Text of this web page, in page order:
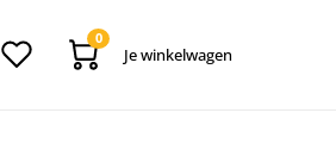
0
Je winkelwagen